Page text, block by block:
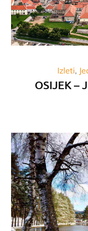
Izleti
OSIJEK –